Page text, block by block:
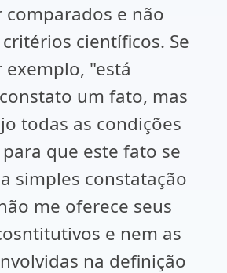
comparados e não
científicos. Se
"está
um fato, mas
todas as condições
que este fato se
simples constatação
me oferece seus
e nem as
na definição